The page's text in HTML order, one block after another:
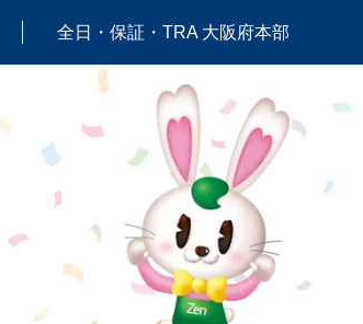
ボクシング部
マイレージ研究部
全日・保証・TRA 大阪府本部